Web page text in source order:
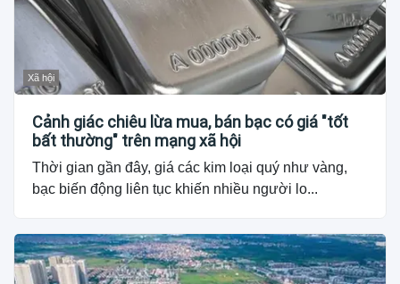
Xã hội
Cảnh giác chiêu lừa mua, bán bạc có giá "tốt
bất thường" trên mạng xã hội
Thời gian gần đây, giá các kim loại quý như vàng,
bạc biến động liên tục khiến nhiều người lo...